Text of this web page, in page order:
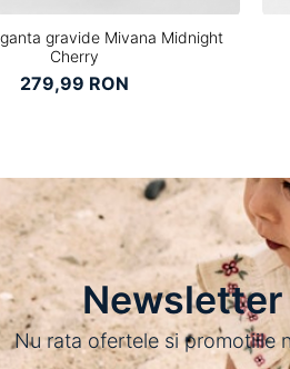
gravide Mivana Midnight
Cherry
279,99 RON
Newsletter
Nu rata ofertele si promotiile